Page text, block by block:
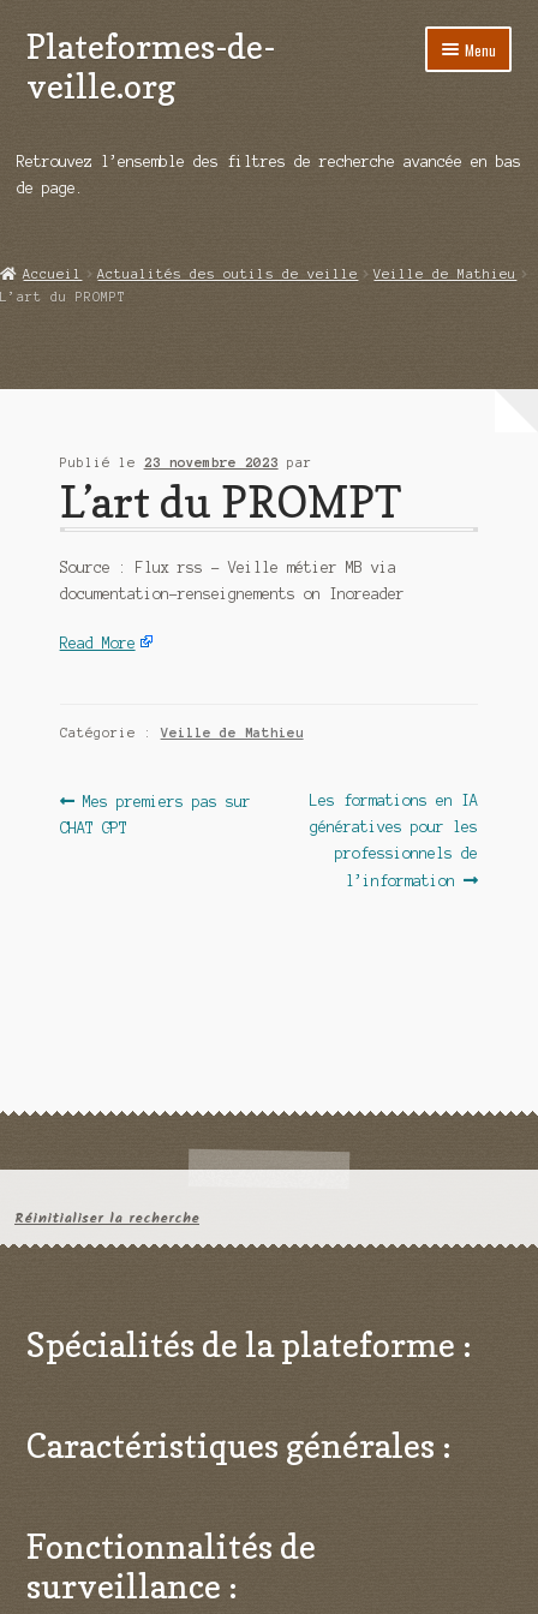
Aller
à
la
Aller
au
contenu
Plateformes-de-
veille.org
Menu
Répertoire d’ouitils
Démos vidéos
Retrouvez l’ensemble des filtres de recherche avancée en bas
de page.
Accueil Actualités des outils de veille
Veille de Mathieu
L’art du PROMPT
Publié le 23 novembre 2023 par
L’art du PROMPT
Source : Flux rss – Veille métier MB via
documentation-renseignements on Inoreader
Read More
Catégorie :Veille de Mathieu
Navigation
de
Article
précédent :
Mes premiers pas sur
CHAT GPT
Article
suivant :
Les formations en IA
génératives pour les
professionnels de
l’information
Réinitialiser la recherche
Spécialités de la plateforme :
Caractéristiques générales :
Fonctionnalités de
surveillance :